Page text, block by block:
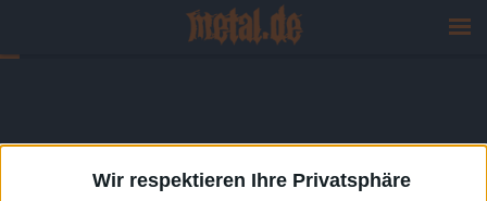
Wir respektieren Ihre Privatsphäre